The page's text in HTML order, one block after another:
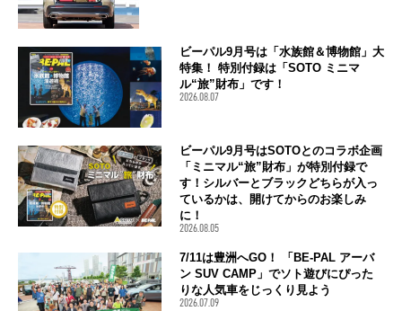
ビーパル9月号は「水族館＆博物館」大
特集！ 特別付録は「SOTO ミニマ
ル“旅”財布」です！
2026.08.07
ビーパル9月号はSOTOとのコラボ企画
「ミニマル“旅”財布」が特別付録で
す！シルバーとブラックどちらが入っ
ているかは、開けてからのお楽しみ
に！
2026.08.05
7/11は豊洲へGO！ 「BE-PAL アーバ
ン SUV CAMP」でソト遊びにぴった
りな人気車をじっくり見よう
2026.07.09